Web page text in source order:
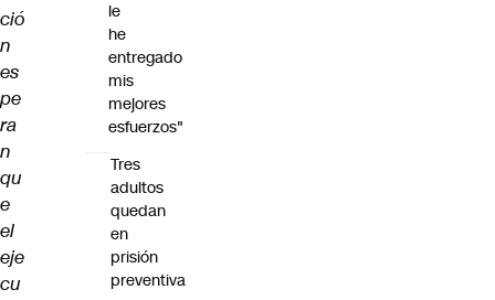
ció
n
es
pe
ra
n
qu
e
el
eje
cu
le
he
entregado
mis
mejores
esfuerzos"
Tres
adultos
quedan
en
prisión
preventiva